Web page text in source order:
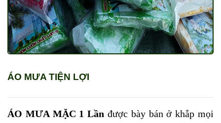
ÁO MƯA TIỆN LỢI
ÁO MƯA MẶC 1 Lần được bày bán ở khắp mọi